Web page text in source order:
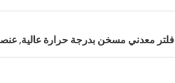
فلتر معدني مسخن بدرجة حرارة عالية,